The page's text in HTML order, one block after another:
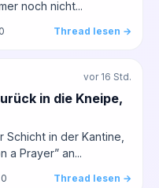
noch nicht...
Thread lesen →
vor 16 Std.
in die Kneipe,
in der Kantine,
a Prayer” an...
Thread lesen →